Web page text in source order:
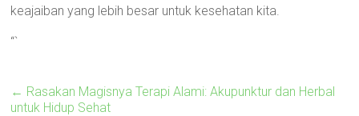
keajaiban yang lebih besar untuk kesehatan kita.
“`
← Rasakan Magisnya Terapi Alami: Akupunktur dan Herbal
untuk Hidup Sehat